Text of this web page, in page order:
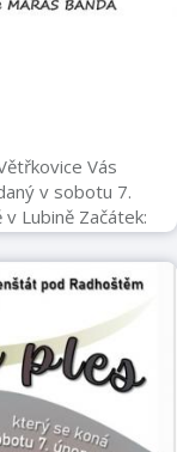
Vás
v sobotu 7.
Lubině Začátek:
hraje MARAS
150,– Kč Na
od 2.